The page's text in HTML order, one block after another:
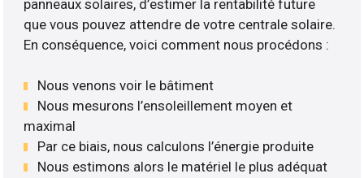
panneaux solaires, d’estimer la rentabilité future
que vous pouvez attendre de votre centrale solaire.
En conséquence, voici comment nous procédons :
Nous venons voir le bâtiment
Nous mesurons l’ensoleillement moyen et
maximal
Par ce biais, nous calculons l’énergie produite
Nous estimons alors le matériel le plus adéquat